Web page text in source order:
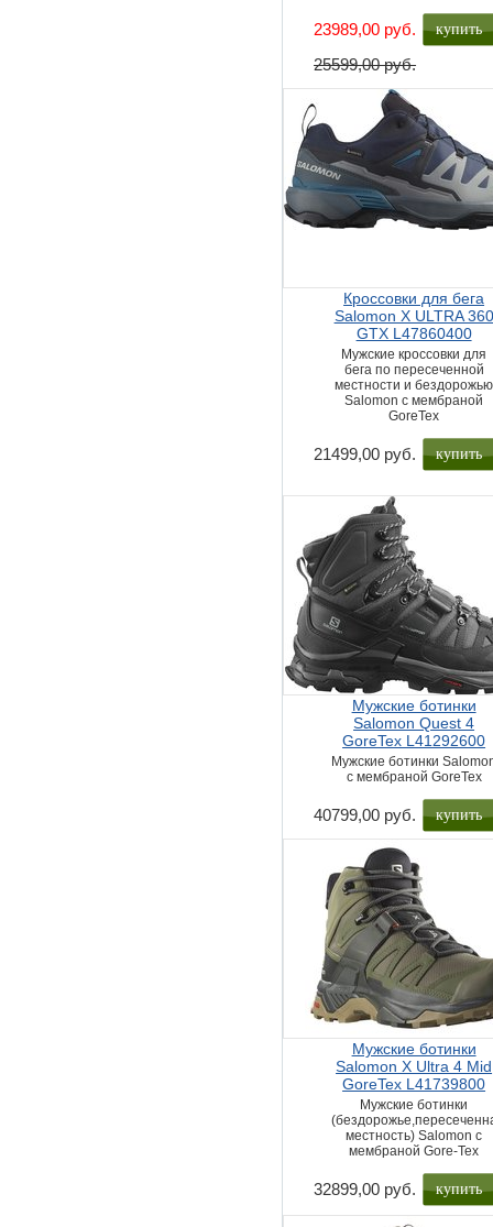
23989,00 руб.
25599,00 руб.
купить
Кроссовки для бега
Salomon X ULTRA 360
GTX L47860400
Мужские кроссовки для
бега по пересеченной
местности и бездорожью
Salomon с мембраной
GoreTex
21499,00 руб. купить
Мужские ботинки
Salomon Quest 4
GoreTex L41292600
Мужские ботинки
с мембраной GoreTex
40799,00 руб. купить
Мужские ботинки
Salomon X Ultra 4 Mid
GoreTex L41739800
Мужские ботинки
местность) Salomon с
мембраной Gore-Tex
32899,00 руб. купить